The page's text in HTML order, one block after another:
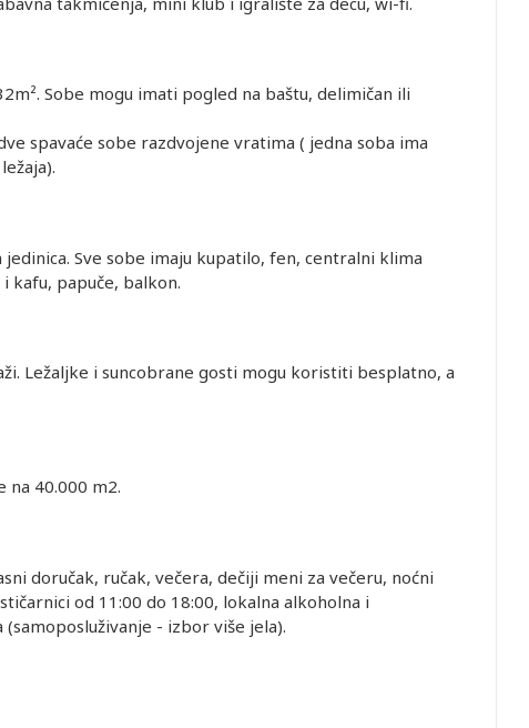
m². Sobe mogu imati pogled na baštu, delimičan ili
spavaće sobe razdvojene vratima ( jedna soba ima
Sve sobe imaju kupatilo, fen, centralni klima
kafu, papuče, balkon.
Ležaljke i suncobrane gosti mogu koristiti besplatno, a
40.000 m2.
doručak, ručak, večera, dečiji meni za večeru, noćni
od 11:00 do 18:00, lokalna alkoholna i
- izbor više jela).